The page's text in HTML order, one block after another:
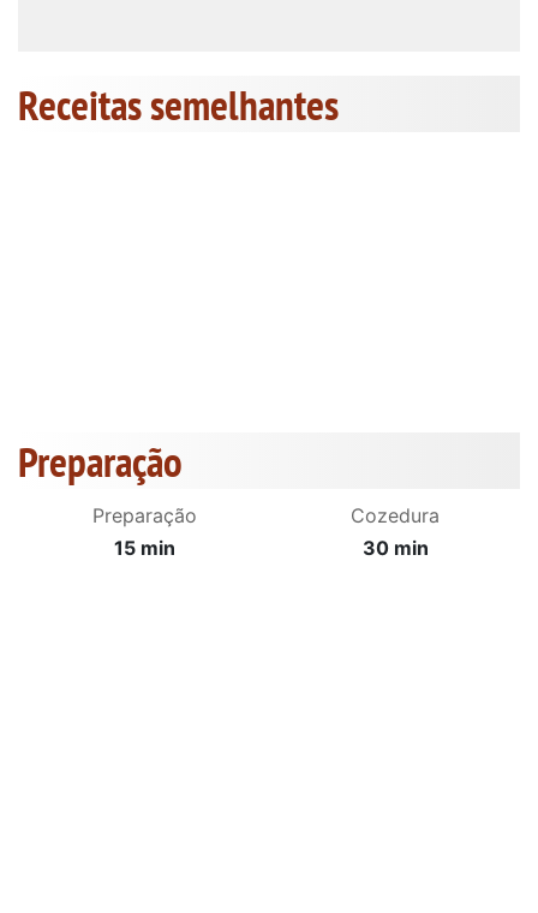
Receitas semelhantes
Preparação
Preparação
15 min
Cozedura
30 min